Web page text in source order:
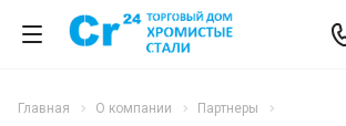
Главная О компании
Партнеры